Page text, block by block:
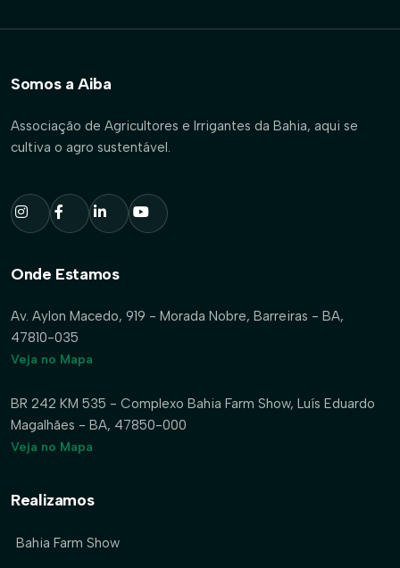
Somos a Aiba
Associação de Agricultores e Irrigantes da Bahia, aqui se
cultiva o agro sustentável.
Onde Estamos
Av. Aylon Macedo, 919 - Morada Nobre, Barreiras - BA,
47810-035
Veja no Mapa
BR 242 KM 535 - Complexo Bahia Farm Show, Luís Eduardo
Magalhães - BA, 47850-000
Veja no Mapa
Realizamos
Bahia Farm Show